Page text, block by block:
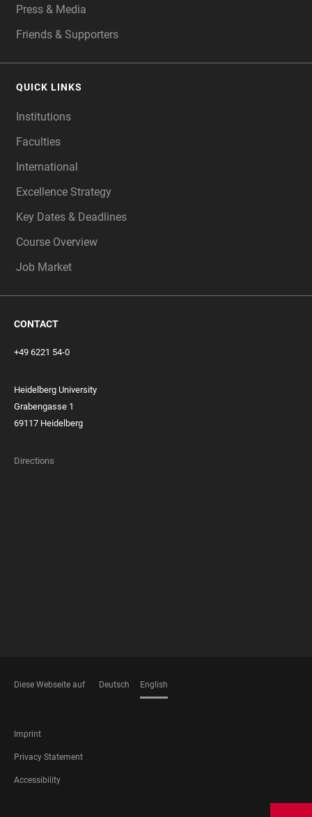
Press & Media
Friends & Supporters
QUICK LINKS
Institutions
Faculties
International
Excellence Strategy
Key Dates & Deadlines
Course Overview
Job Market
CONTACT
+49 6221 54-0
Heidelberg University
Grabengasse 1
69117 Heidelberg
Directions
Diese Webseite auf Deutsch English
FOOTER
LEGAL
Imprint
Privacy Statement
Accessibility